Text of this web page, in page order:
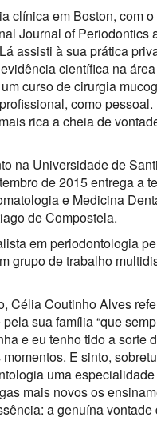
em Boston, com o
Journal of Periodontics
assisti à sua prática
científica na
curso de cirurgia
como
rica a cheia de
na Universidade de
de 2015 entrega a
e Medicina
de Compostela.
em periodontologia
grupo de trabalho
Célia Coutinho Alves
sua família “que
e eu tenho tido a sorte
E sinto,
uma
mais novos os
a genuína